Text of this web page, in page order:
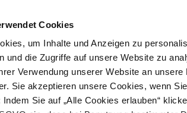
Cookies
um Inhalte und Anzeigen zu
und die Zugriffe auf unsere Website zu
Verwendung unserer Website an
Sie akzeptieren unsere Cookies, wenn
Sie auf „Alle Cookies erlauben“